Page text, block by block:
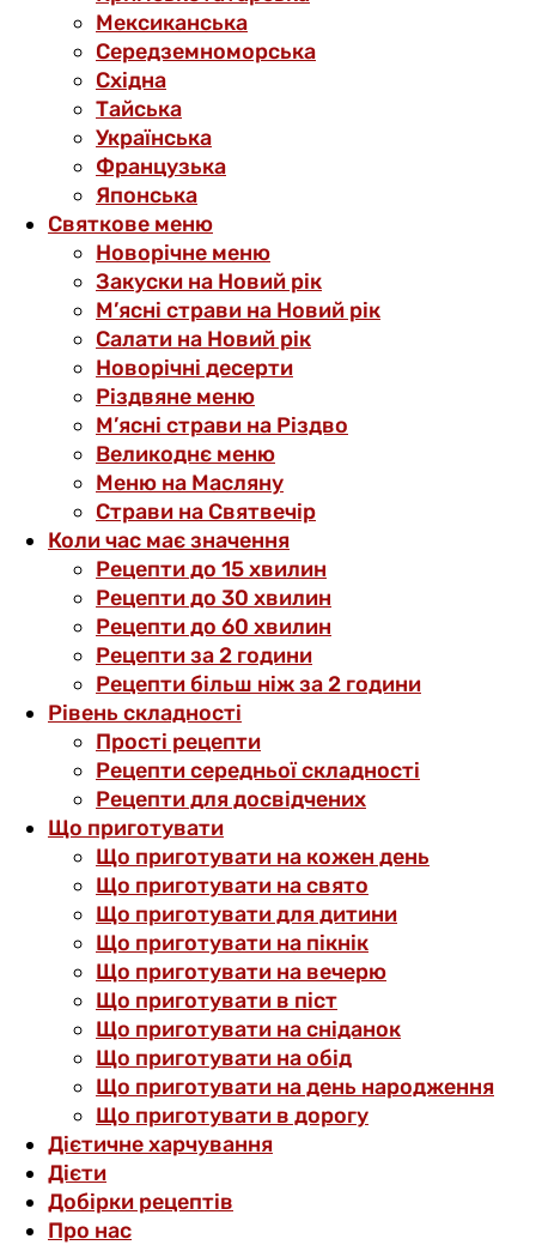
Мексиканська
Середземноморська
Східна
Тайська
Українська
Французька
Японська
Святкове меню
Новорічне меню
Закуски на Новий рік
М’ясні страви на Новий рік
Салати на Новий рік
Новорічні десерти
Різдвяне меню
М’ясні страви на Різдво
Великоднє меню
Меню на Масляну
Страви на Святвечір
Коли час має значення
Рецепти до 15 хвилин
Рецепти до 30 хвилин
Рецепти до 60 хвилин
Рецепти за 2 години
Рецепти більш ніж за 2 години
Рівень складності
Прості рецепти
Рецепти середньої складності
Рецепти для досвідчених
Що приготувати
Що приготувати на кожен день
Що приготувати на свято
Що приготувати для дитини
Що приготувати на пікнік
Що приготувати на вечерю
Що приготувати в піст
Що приготувати на сніданок
Що приготувати на обід
Що приготувати на день народження
Що приготувати в дорогу
Дієтичне харчування
Дієти
Добірки рецептів
Про нас